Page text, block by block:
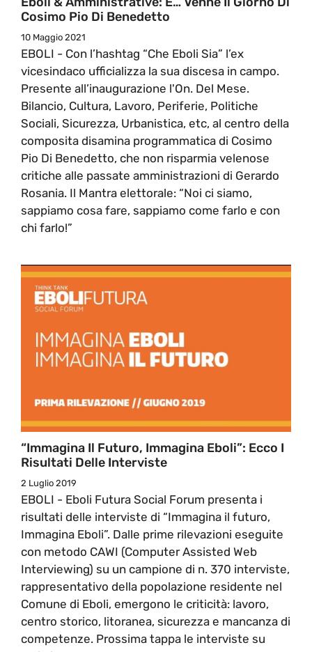
Cosimo Pio Di Benedetto
10 Maggio 2021
EBOLI - Con l’hashtag “Che Eboli Sia” l’ex
vicesindaco ufficializza la sua discesa in campo.
Presente all’inaugurazione l'On. Del Mese.
Bilancio, Cultura, Lavoro, Periferie, Politiche
Sociali, Sicurezza, Urbanistica, etc, al centro della
composita disamina programmatica di Cosimo
Pio Di Benedetto, che non risparmia velenose
critiche alle passate amministrazioni di Gerardo
Rosania. Il Mantra elettorale: “Noi ci siamo,
sappiamo cosa fare, sappiamo come farlo e con
chi farlo!”
“Immagina Il Futuro, Immagina Eboli”: Ecco I
Risultati Delle Interviste
2 Luglio 2019
EBOLI - Eboli Futura Social Forum presenta i
risultati delle interviste di “Immagina il futuro,
Immagina Eboli”. Dalle prime rilevazioni eseguite
con metodo CAWI (Computer Assisted Web
Interviewing) su un campione di n. 370 interviste,
rappresentativo della popolazione residente nel
Comune di Eboli, emergono le criticità: lavoro,
centro storico, litoranea, sicurezza e mancanza di
competenze. Prossima tappa le interviste su